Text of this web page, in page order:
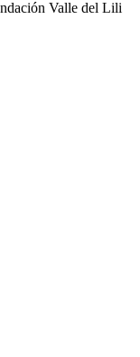
Valle del Lili